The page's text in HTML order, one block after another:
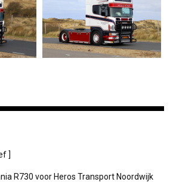
]
R730 voor Heros Transport Noordwijk